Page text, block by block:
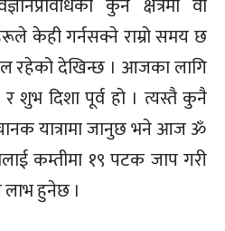
केही गर्नसक्ने राम्रो समय छ
रहेको देखिन्छ । आजका लागि
शुभ दिशा पूर्व हो । त्यस्तै कुनै
यात्रामा जानुछ भने आज ॐ
कम्तीमा १९ पटक जाप गरी
लाभ हुनेछ ।